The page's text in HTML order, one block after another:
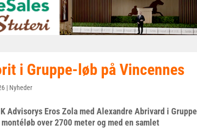
i Gruppe-løb på Vincennes
| Nyheder
Advisorys Eros Zola med Alexandre Abrivard i Gruppe
over 2700 meter og med en samlet